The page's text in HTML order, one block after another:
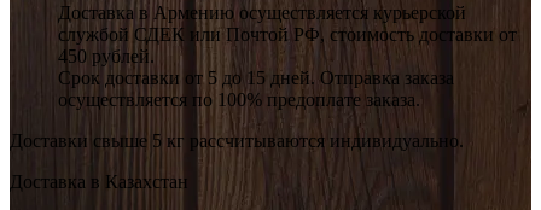
Доставка в Армению осуществляется курьерской
службой СДЕК или Почтой РФ, стоимость доставки от
450 рублей.
Срок доставки от 5 до 15 дней. Отправка заказа
осуществляется по 100% предоплате заказа.
Доставки свыше 5 кг рассчитываются индивидуально.
Доставка в Казахстан